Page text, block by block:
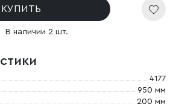
КУПИТЬ
В наличии 2 шт.
4177
950 мм
200 мм